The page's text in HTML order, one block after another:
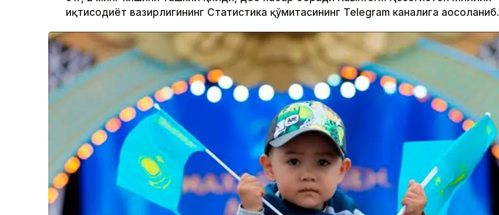
иқтисодиёт вазирлигининг Статистика қўмитасининг Telegram каналига аосоланиб.